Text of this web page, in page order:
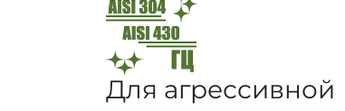
Для агрессивной